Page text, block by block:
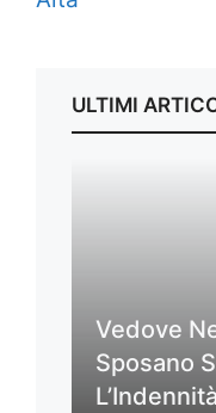
ULTIMI
Vedove
Sposano